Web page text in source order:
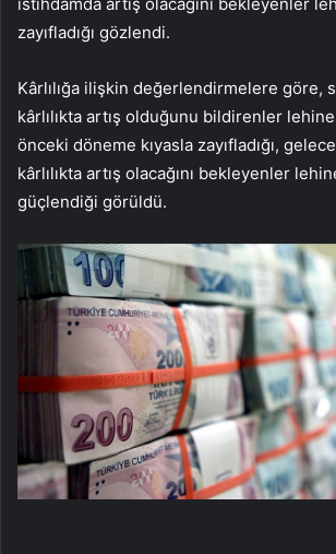
istihdamda artış olacağını bekleyenler
zayıfladığı gözlendi.
Kârlılığa ilişkin değerlendirmelere göre,
kârlılıkta artış olduğunu bildirenler
önceki döneme kıyasla zayıfladığı,
kârlılıkta artış olacağını bekleyenler
güçlendiği görüldü.